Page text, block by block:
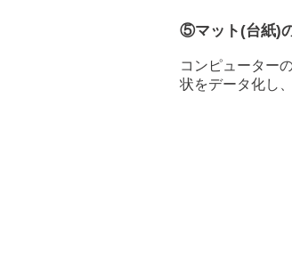
⑤マット(台紙)
コンピューター
状をデータ化し